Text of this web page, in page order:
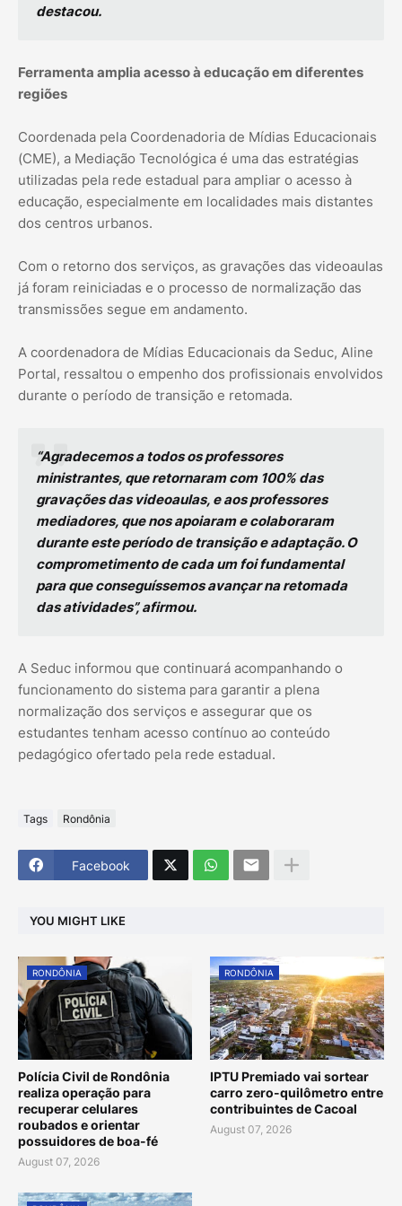
destacou.
Ferramenta amplia acesso à educação em diferentes
regiões
Coordenada pela Coordenadoria de Mídias Educacionais
(CME), a Mediação Tecnológica é uma das estratégias
utilizadas pela rede estadual para ampliar o acesso à
educação, especialmente em localidades mais distantes
dos centros urbanos.
Com o retorno dos serviços, as gravações das videoaulas
já foram reiniciadas e o processo de normalização das
transmissões segue em andamento.
A coordenadora de Mídias Educacionais da Seduc, Aline
Portal, ressaltou o empenho dos profissionais envolvidos
durante o período de transição e retomada.
“Agradecemos a todos os professores
ministrantes, que retornaram com 100% das
gravações das videoaulas, e aos professores
mediadores, que nos apoiaram e colaboraram
durante este período de transição e adaptação. O
comprometimento de cada um foi fundamental
para que conseguíssemos avançar na retomada
das atividades”, afirmou.
A Seduc informou que continuará acompanhando o
funcionamento do sistema para garantir a plena
normalização dos serviços e assegurar que os
estudantes tenham acesso contínuo ao conteúdo
pedagógico ofertado pela rede estadual.
Tags Rondônia
Facebook
YOU MIGHT LIKE
RONDÔNIA
Polícia Civil de Rondônia
realiza operação para
recuperar celulares
roubados e orientar
possuidores de boa-fé
August 07, 2026
RONDÔNIA
IPTU Premiado vai sortear
carro zero-quilômetro entre
contribuintes de Cacoal
August 07, 2026